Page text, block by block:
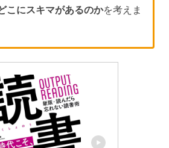
こにスキマがあるのかを考えま